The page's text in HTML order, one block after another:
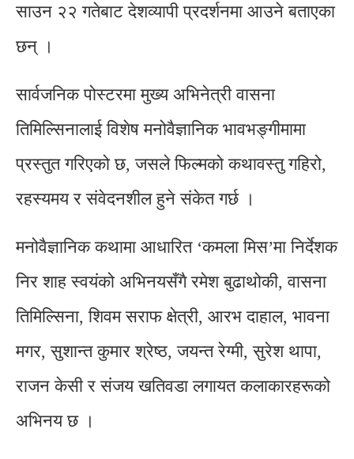
साउन २२ गतेबाट देशव्यापी प्रदर्शनमा आउने बताएका
छन् ।
सार्वजनिक पोस्टरमा मुख्य अभिनेत्री वासना
तिमिल्सिनालाई विशेष मनोवैज्ञानिक भावभङ्गीमामा
प्रस्तुत गरिएको छ, जसले फिल्मको कथावस्तु गहिरो,
रहस्यमय र संवेदनशील हुने संकेत गर्छ ।
मनोवैज्ञानिक कथामा आधारित ‘कमला मिस’मा निर्देशक
निर शाह स्वयंको अभिनयसँगै रमेश बुढाथोकी, वासना
तिमिल्सिना, शिवम सराफ क्षेत्री, आरभ दाहाल, भावना
मगर, सुशान्त कुमार श्रेष्ठ, जयन्त रेग्मी, सुरेश थापा,
राजन केसी र संजय खतिवडा लगायत कलाकारहरूको
अभिनय छ ।